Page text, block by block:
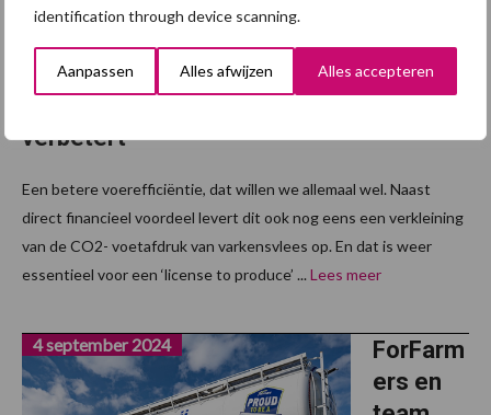
identification through device scanning.
Aanpassen Alles afwijzen Alles accepteren
r
voereffi
verbetert
Een betere voerefficiëntie, dat willen we allemaal wel. Naast
direct financieel voordeel levert dit ook nog eens een verkleining
van de CO2- voetafdruk van varkensvlees op. En dat is weer
essentieel voor een ‘license to produce’ ... Lees meer
ForFarm
ers en
4 september 2024